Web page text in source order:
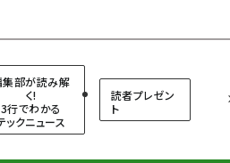
集部が読み解
く!
3行でわかる
ックニュース
読者プレゼン
ト